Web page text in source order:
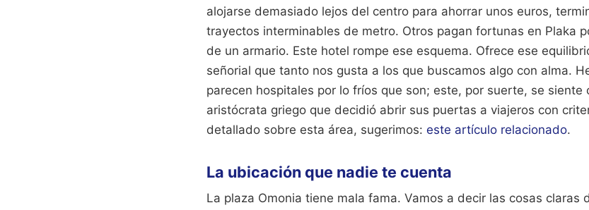
alojarse demasiado lejos del centro para ahorrar unos euros,
trayectos interminables de metro. Otros pagan fortunas en Plaka
de un armario. Este hotel rompe ese esquema. Ofrece ese
señorial que tanto nos gusta a los que buscamos algo con alma.
parecen hospitales por lo fríos que son; este, por suerte, se siente
aristócrata griego que decidió abrir sus puertas a viajeros con
detallado sobre esta área, sugerimos: este artículo relacionado.
La ubicación que nadie te cuenta
La plaza Omonia tiene mala fama. Vamos a decir las cosas claras